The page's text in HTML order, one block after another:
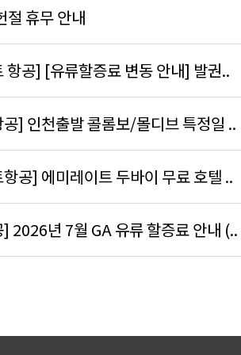
절 휴무 안내
항공] [유류할증료 변동 안내] 발권..
] 인천출발 콜롬보/몰디브 특정일 ..
공] 에미레이트 두바이 무료 호텔 ..
2026년 7월 GA 유류 할증료 안내 (..